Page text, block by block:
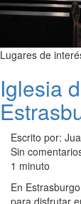
Lugares de
Iglesia
Escrito por:
Sin
1 minuto
En
para disfrutar